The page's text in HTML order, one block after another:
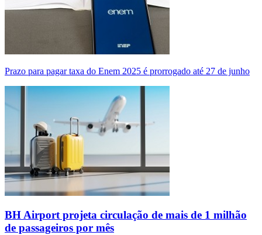
Prazo para pagar taxa do Enem 2025 é prorrogado até 27 de junho
BH Airport projeta circulação de mais de 1 milhão
de passageiros por mês